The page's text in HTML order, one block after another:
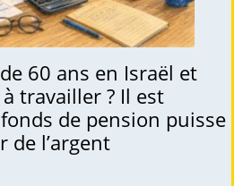
60 ans en Israël et
travailler ? Il est
de pension puisse
de l’argent